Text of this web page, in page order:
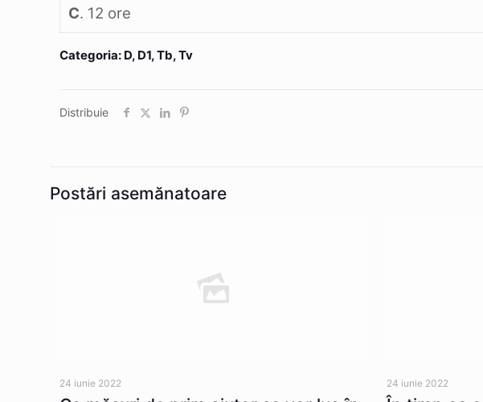
C. 12 ore
Categoria: D, D1, Tb, Tv
Distribuie
Postări asemănatoare
24 iunie 2022 24 iunie 2022